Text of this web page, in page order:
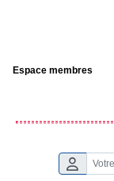
Espace membres